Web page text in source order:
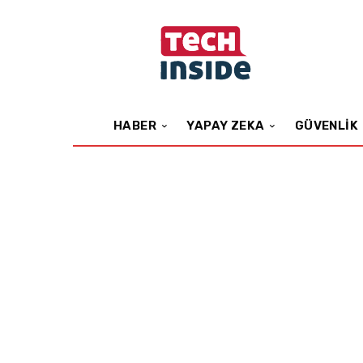
HABER YAPAY ZEKA GÜVENLIK